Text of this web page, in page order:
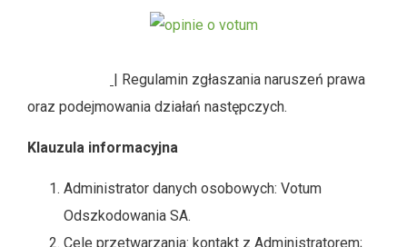
| Regulamin zgłaszania naruszeń prawa
oraz podejmowania działań następczych.
Klauzula informacyjna
Administrator danych osobowych: Votum
Odszkodowania SA.
Cele przetwarzania: kontakt z Administratorem;